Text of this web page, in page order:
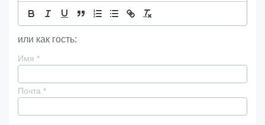
или как гость:
Имя *
Почта *